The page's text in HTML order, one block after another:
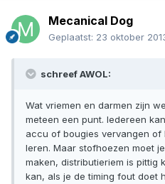
Mecanical Dog
Geplaatst: 23 oktober
schreef AWOL:
Wat vriemen en darmen zijn
meteen een punt. Iedereen
accu of bougies vervangen of
leren. Maar stofhoezen moet
maken, distributieriem is pittig
kan, als je de timing fout doet